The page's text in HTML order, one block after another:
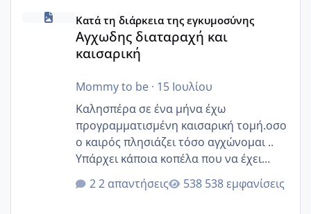
Αγχωδης διαταραχή και καισαρική
Κατά τη διάρκεια της εγκυμοσύνης
Αγχωδης διαταραχή και
καισαρική
Mommy to be· 15 Ιουλίου
Καλησπέρα σε ένα μήνα έχω
προγραμματισμένη καισαρική τομή.οσο
ο καιρός πλησιάζει τόσο αγχώνομαι ..
Υπάρχει κάποια κοπέλα που να έχει
παρόμοιο ιστορικό να μας πει την
εμπειρία της;Να σημειώσω είναι η
2 απαντήσεις 538 εμφανίσεις